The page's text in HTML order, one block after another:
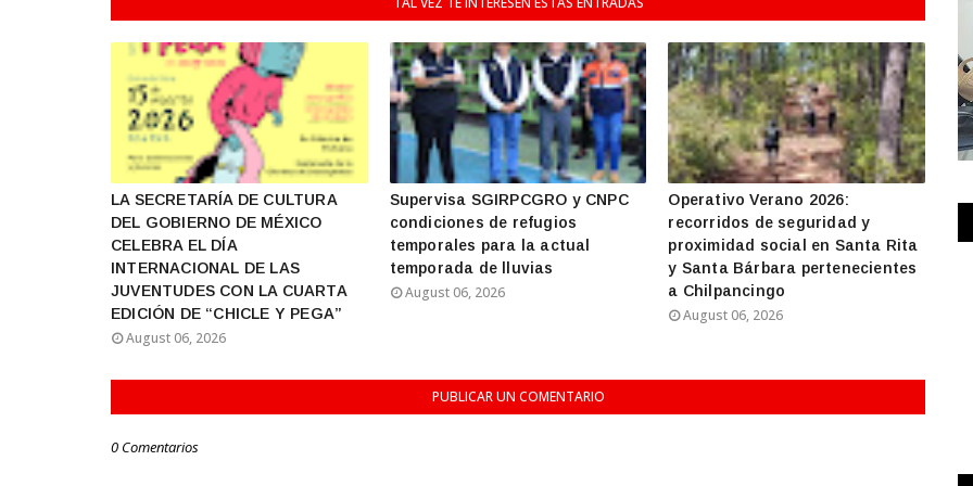
LA SECRETARÍA DE CULTURA
DEL GOBIERNO DE MÉXICO
CELEBRA EL DÍA
INTERNACIONAL DE LAS
JUVENTUDES CON LA CUARTA
EDICIÓN DE “CHICLE Y PEGA”
August 06, 2026
Supervisa SGIRPCGRO y CNPC
condiciones de refugios
temporales para la actual
temporada de lluvias
August 06, 2026
Operativo Verano 2026:
recorridos de seguridad y
proximidad social en Santa Rita
y Santa Bárbara pertenecientes
a Chilpancingo
August 06, 2026
PUBLICAR UN COMENTARIO
0 Comentarios